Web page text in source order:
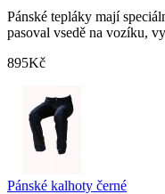
Pánské tepláky mají
pasoval vsedě na vozíku,
895Kč
Pánské kalhoty černé